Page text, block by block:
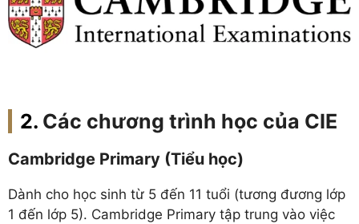
Các chương trình học của CIE
Cambridge Primary (Tiểu học)
Dành cho học sinh từ 5 đến 11 tuổi (tương đương lớp
1 đến lớp 5). Cambridge Primary tập trung vào việc